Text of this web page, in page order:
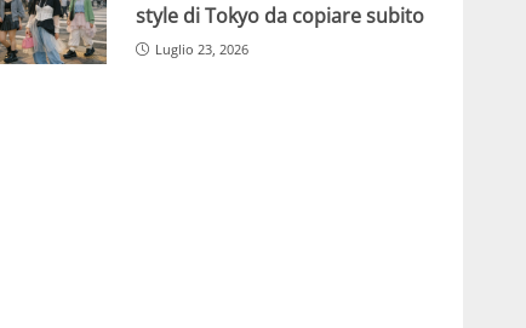
style di Tokyo da copiare subito
Luglio 23, 2026